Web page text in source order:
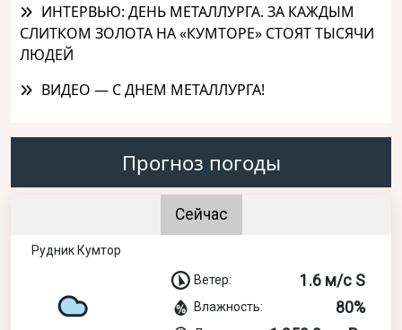
ИНТЕРВЬЮ: ДЕНЬ МЕТАЛЛУРГА. ЗА КАЖДЫМ
СЛИТКОМ ЗОЛОТА НА «КУМТОРЕ» СТОЯТ ТЫСЯЧИ
ЛЮДЕЙ
ВИДЕО — С ДНЕМ МЕТАЛЛУРГА!
Прогноз погоды
Сейчас
Рудник Кумтор
Ветер: 1.6 м/с S
Влажность: 80%